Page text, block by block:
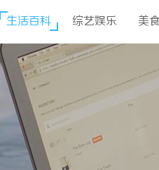
生活百科 综艺娱乐 美